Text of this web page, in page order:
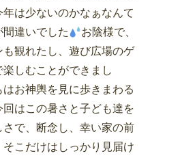
は少ないのかなぁなんて
違いでした
お陰様で、
も観れたし、遊び広場のゲ
楽しむことができまし
はお神輿を見に歩きまわる
はこの暑さと子ども達を
さで、断念し、幸い家の前
そこだけはしっかり見届け